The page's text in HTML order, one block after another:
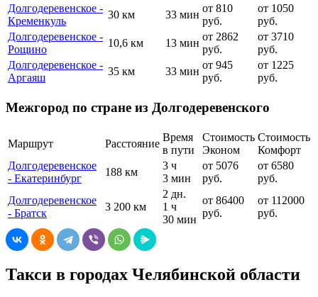
Долгодеревенское -
Кременкуль
30 км 33 мин
от 810
руб.
от 1050
руб.
Долгодеревенское -
Рощино
10,6 км 13 мин
от 2862
руб.
от 3710
руб.
Долгодеревенское -
Аргаяш
35 км 33 мин
от 945
руб.
от 1225
руб.
Межгород по стране из Долгодеревенского
Маршрут Расстояние
Время
в пути
Стоимость
Эконом
Стоимость
Комфорт
Долгодеревенское
- Екатеринбург
188 км
3 ч
3 мин
от 5076
руб.
от 6580
руб.
Долгодеревенское
- Братск
3 200 км
2 дн.
1 ч
30 мин
от 86400
руб.
от 112000
руб.
Такси в городах Челябинской области